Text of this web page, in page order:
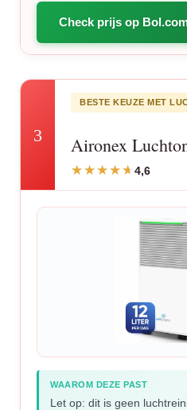
Check prijs op
3
BESTE KEUZE MET
Aironex
4,6
WAAROM DEZE PAST
Let op: dit is geen